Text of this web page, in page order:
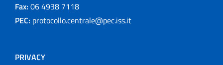
Fax: 06 4938 7118
PEC: protocollo.centrale@pec.iss.it
PRIVACY